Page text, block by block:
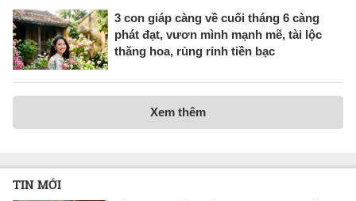
3 con giáp càng về cuối tháng 6 càng
phát đạt, vươn mình mạnh mẽ, tài lộc
thăng hoa, rủng rỉnh tiền bạc
Xem thêm
TIN MỚI